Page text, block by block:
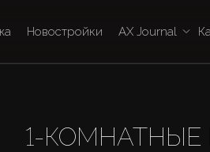
Новостройки AX Journal
1-КОМНАТНЫЕ